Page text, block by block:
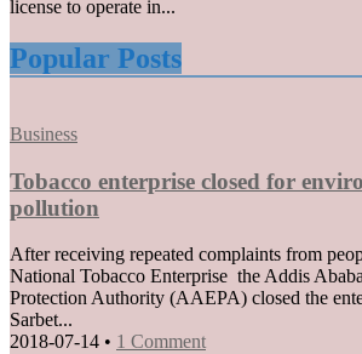
consortium
license to operate in...
Popular Posts
Posted
Business
Tobacco enterprise closed for
pollution
After receiving repeated complaints from
National Tobacco Enterprise the Addis
Protection Authority (AAEPA) closed the
Sarbet...
2018-07-14 • 1 Comment